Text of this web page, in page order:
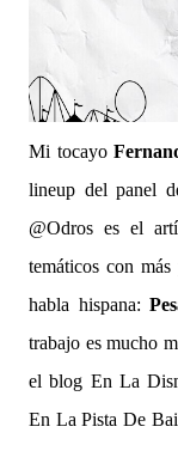
Mi tocayo
lineup del panel
@Odros es el
temáticos con
habla hispana:
trabajo es mucho
el blog En La
En La Pista De